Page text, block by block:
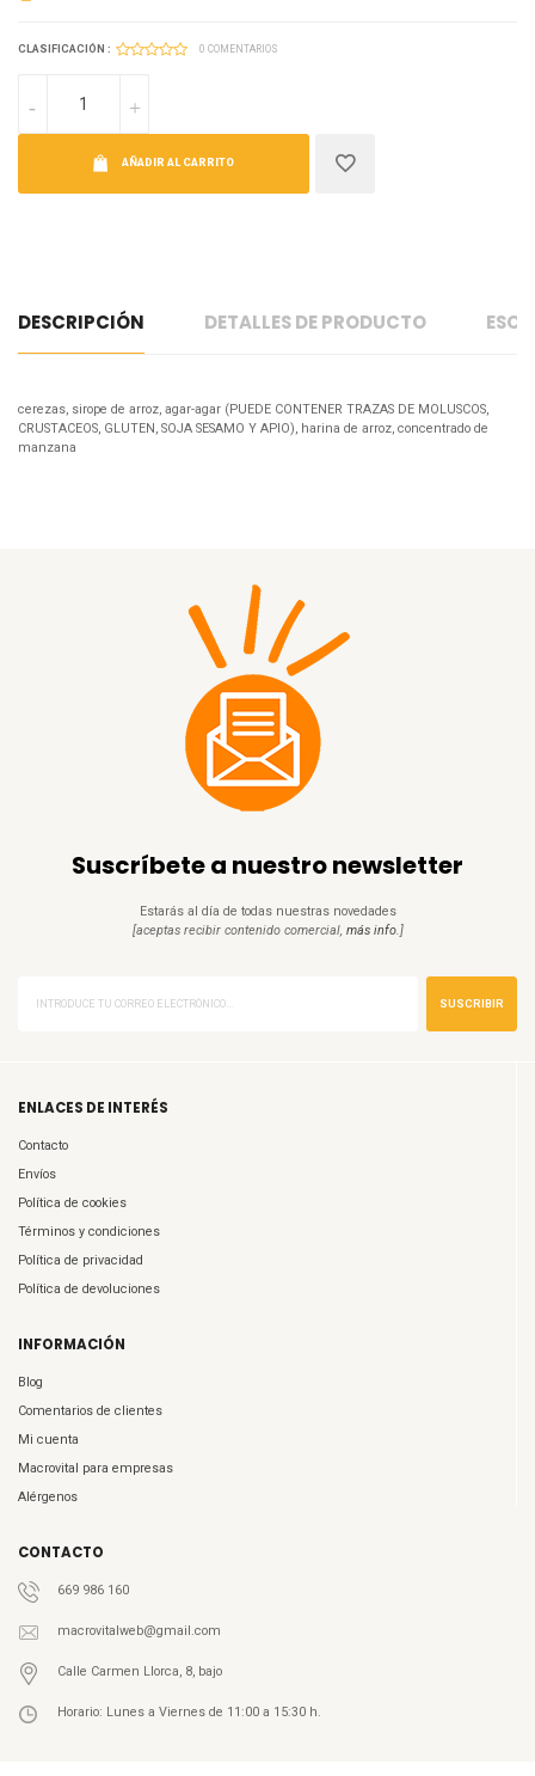
CLASIFICACIÓN : 0 COMENTARIOS
AÑADIR AL CARRITO
DESCRIPCIÓN DETALLES DE PRODUCTO
cerezas, sirope de arroz, agar-agar (PUEDE CONTENER TRAZAS DE MOLUSCOS,
CRUSTACEOS, GLUTEN, SOJA SESAMO Y APIO), harina de arroz, concentrado de
manzana
Suscríbete a nuestro newsletter
Estarás al día de todas nuestras novedades
[aceptas recibir contenido comercial, más info.]
SUSCRIBIR
ENLACES DE INTERÉS
Contacto
Envíos
Política de cookies
Términos y condiciones
Política de privacidad
Política de devoluciones
INFORMACIÓN
Blog
Comentarios de clientes
Mi cuenta
Macrovital para empresas
Alérgenos
CONTACTO
669 986 160
macrovitalweb@gmail.com
Calle Carmen Llorca, 8, bajo
Horario: Lunes a Viernes de 11:00 a 15:30 h.